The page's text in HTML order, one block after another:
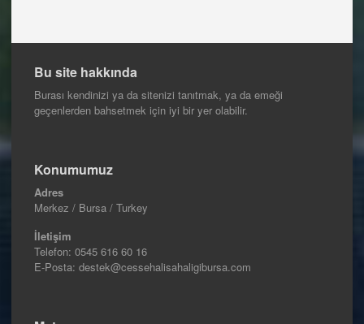
Bu site hakkında
Burası kendinizi ya da sitenizi tanıtmak, ya da emeği
geçenlerden bahsetmek için iyi bir yer olabilir.
Konumumuz
Adres
Merkez / Bursa / Turkey
İletişim
Telefon: 0545 616 60 16
E-Posta: destek@cessehalisahaligibursa.com